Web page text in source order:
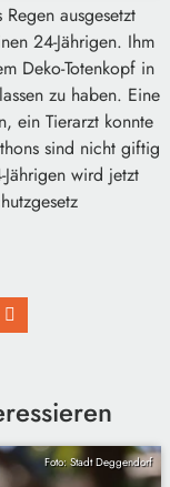
ausgesetzt
24-Jährigen. Ihm
Deko-Totenkopf in
zu haben. Eine
ein Tierarzt konnte
sind nicht giftig
wird jetzt
Foto: Stadt Deggendorf